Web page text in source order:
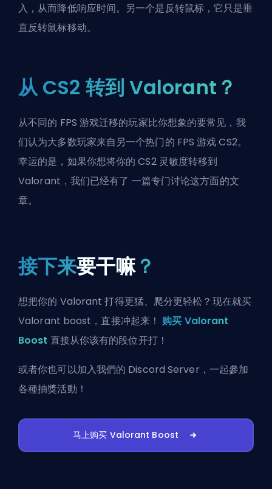
入，从而降低响应时间。另一个是反转鼠标，它只是垂
直反转鼠标移动。
从 CS2 转到 Valorant？
从不同的 FPS 游戏迁移的玩家比你想象的要常见，我
们认为大多数玩家来自另一个热门的 FPS 游戏 CS2。
幸运的是，如果你想将你的 CS2 灵敏度转移到
Valorant，我们已经有了 一篇专门讨论这方面的文
章。
接下来要干嘛？
想把你的 Valorant 打得更猛、爬分更轻松？现在就买
Valorant boost，直接冲起来！购买 Valorant
Boost 直接从你该有的段位开打！
或者你也可以加入我們的 Discord Server ，一起參加
各種抽獎活動！
马上购买 Valorant Boost